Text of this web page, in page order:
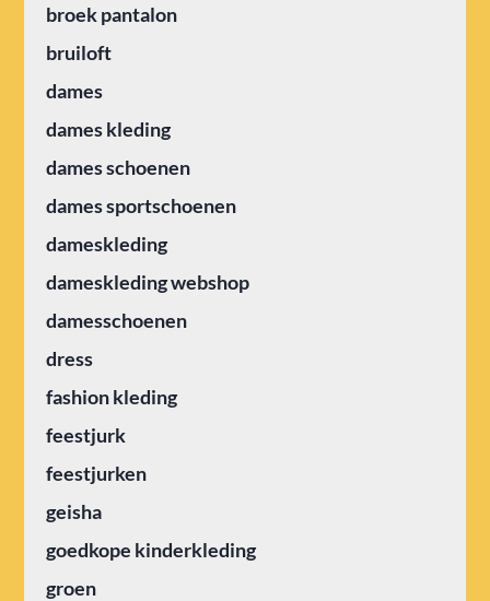
broek pantalon
bruiloft
dames
dames kleding
dames schoenen
dames sportschoenen
dameskleding
dameskleding webshop
damesschoenen
dress
fashion kleding
feestjurk
feestjurken
geisha
goedkope kinderkleding
groen